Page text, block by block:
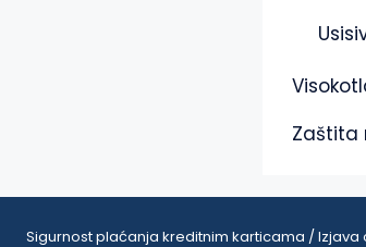
Zaštita
Sigurnost plaćanja kreditnim karticama / Izjava